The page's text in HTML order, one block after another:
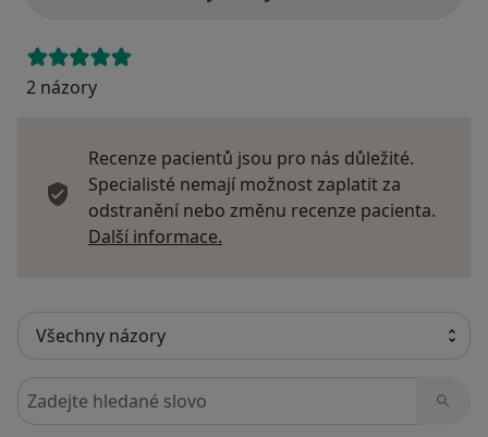
2 názory
Recenze pacientů jsou pro nás důležité.
Specialisté nemají možnost zaplatit za
odstranění nebo změnu recenze pacienta.
Další informace.
Hledejte v názorech